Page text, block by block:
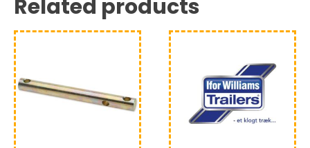
Related products